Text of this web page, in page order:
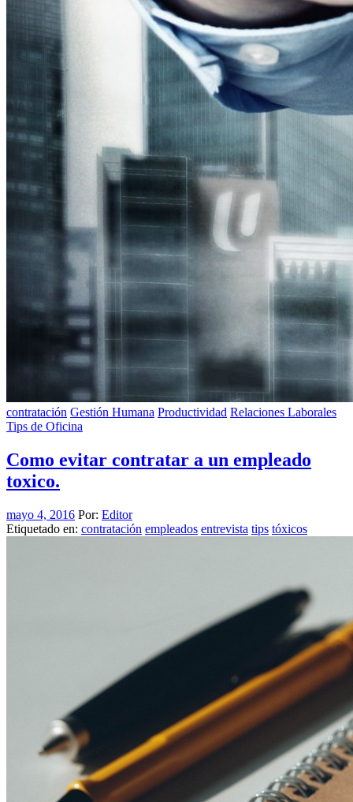
contratación Gestión Humana Productividad Relaciones Laborales
Tips de Oficina
Como evitar contratar a un empleado
toxico.
mayo 4, 2016 Por: Editor
Etiquetado en: contratación empleados entrevista tips tóxicos